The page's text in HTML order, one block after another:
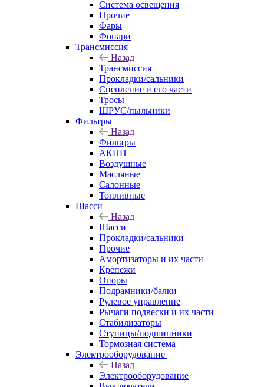
Система освещения
Прочие
Фары
Фонари
Трансмиссия
Назад
Трансмиссия
Прокладки/сальники
Сцепление и его части
Тросы
ШРУС/пыльники
Фильтры
Назад
Фильтры
АКПП
Воздушные
Масляные
Салонные
Топливные
Шасси
Назад
Шасси
Прокладки/сальники
Прочие
Амортизаторы и их части
Крепежи
Опоры
Подрамники/балки
Рулевое управление
Рычаги подвески и их части
Стабилизаторы
Ступицы/подшипники
Тормозная система
Электрооборудование
Назад
Электрооборудование